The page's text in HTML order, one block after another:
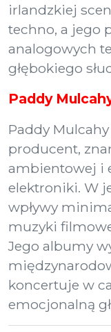
irlandzkiej
techno, a jego
analogowych
głębokiego
Paddy
Paddy
producent,
ambientowej i
elektroniki. W
wpływy
muzyki
Jego albumy
koncertuje w
emocjonalną